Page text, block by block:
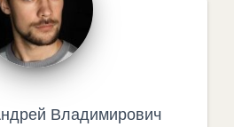
Владимирович